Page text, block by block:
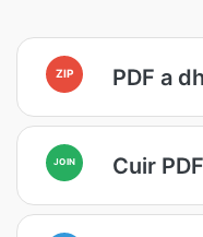
ZIP PDF a
JOIN Cuir